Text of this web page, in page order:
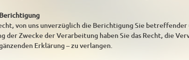
von uns unverzüglich die Berichtigung Sie
der Zwecke der Verarbeitung haben Sie das Recht, die
Erklärung – zu verlangen.